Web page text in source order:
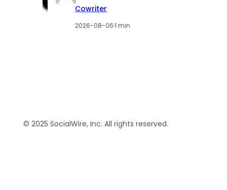
Cowriter
2026-08-06·1 min
© 2025 SocialWire, Inc. All rights reserved.